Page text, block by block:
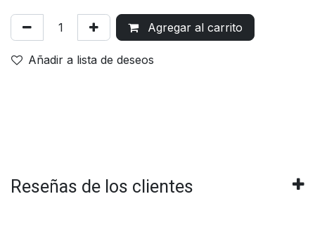
Agregar al carrito
Añadir a lista de deseos
Reseñas de los clientes